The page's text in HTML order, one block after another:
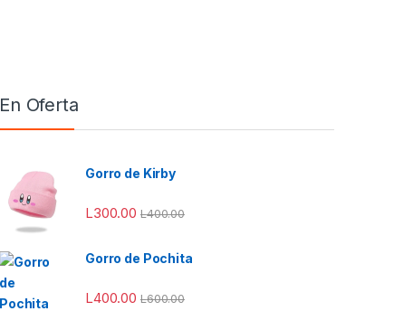
En Oferta
Gorro de Kirby
L300.00 L400.00
Gorro de Pochita
L400.00 L600.00